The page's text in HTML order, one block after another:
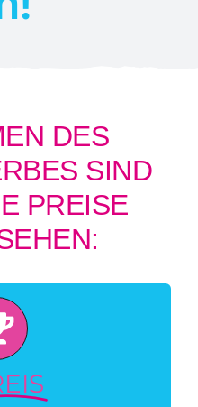
DES
SIND
PREISE